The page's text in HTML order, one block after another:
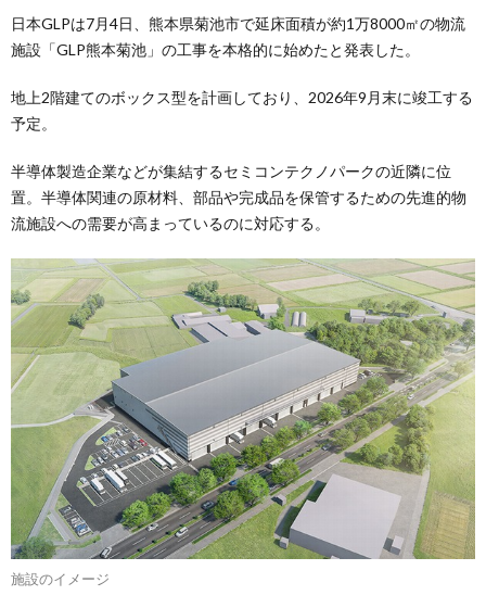
日本GLPは7月4日、熊本県菊池市で延床面積が約1万8000㎡の物流
施設「GLP熊本菊池」の工事を本格的に始めたと発表した。
地上2階建てのボックス型を計画しており、2026年9月末に竣工する
予定。
半導体製造企業などが集結するセミコンテクノパークの近隣に位
置。半導体関連の原材料、部品や完成品を保管するための先進的物
流施設への需要が高まっているのに対応する。
施設のイメージ